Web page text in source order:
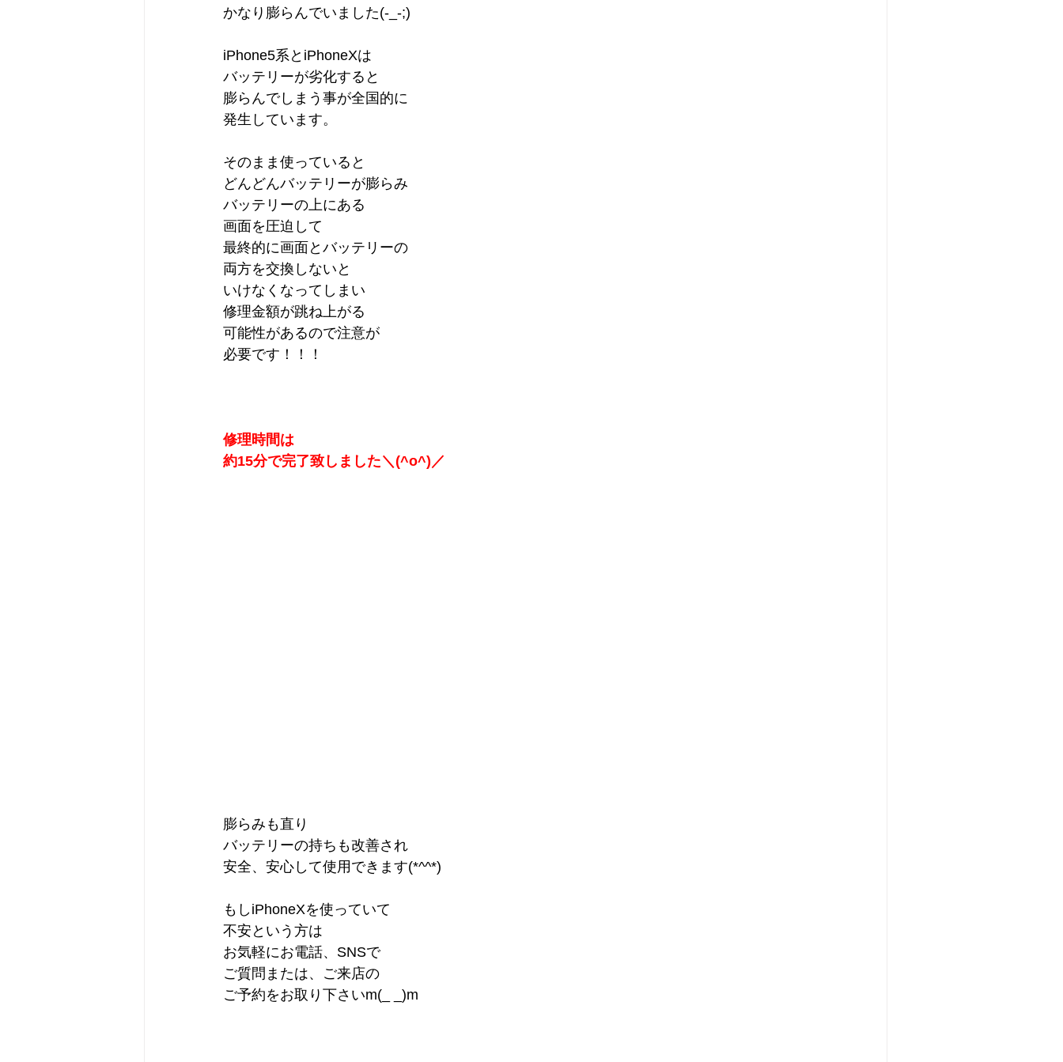
かなり膨らんでいました(-_-;)
iPhone5系とiPhoneXは
バッテリーが劣化すると
膨らんでしまう事が全国的に
発生しています。
そのまま使っていると
どんどんバッテリーが膨らみ
バッテリーの上にある
画面を圧迫して
最終的に画面とバッテリーの
両方を交換しないと
いけなくなってしまい
修理金額が跳ね上がる
可能性があるので注意が
必要です！！！
修理時間は
約15分で完了致しました＼(^o^)／
膨らみも直り
バッテリーの持ちも改善され
安全、安心して使用できます(*^^*)
もしiPhoneXを使っていて
不安という方は
お気軽にお電話、SNSで
ご質問または、ご来店の
ご予約をお取り下さいm(_ _)m